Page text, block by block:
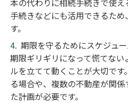
本の代わりに相続手続きで使
手続きなどにも活用できるた
す。
期限を守るためにスケジュ
期限ギリギリになって慌てない
ルを立てて動くことが大切で
る場合や、複数の不動産が関
た計画が必要です。